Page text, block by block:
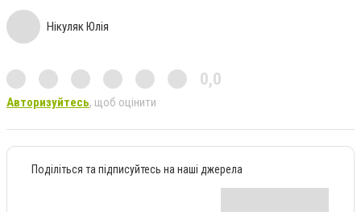
Нікуляк Юлія
0,0
Авторизуйтесь, щоб оцінити
Поділіться та підписуйтесь на наші джерела